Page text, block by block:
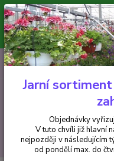
Minimální hodnota
V tuto chvíli již hlavní nápor
nejpozději v následujícím
vyřizujeme
+420 602 223 614
Jarní
Objednávky
V tuto chvíli již hlavní
nejpozději v následujícím
od pondělí max. do